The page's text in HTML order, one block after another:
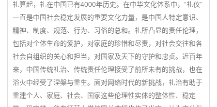
礼算起，礼在中国已有4000年历史。在中华文化体系中，“礼仪”
一直是中国社会稳定发展的重要文化力量，是中国人特定意识、
精神、制度、规范、行为、习俗的总和。礼所凸显的责任伦理，
包括对个体生命的爱护，对家庭的珍惜和尽责，对社会交往和各
社会自组织的关心和担当，对国家及天下的守护和忠贞。近百年
来，中国传统礼治、传统责任伦理接受了前所未有的挑战，也在
浴火中经受了涅槃与重生。面对网络时代的新挑战，礼治有助于
重建个人、家庭、社会、国家这些伦理性实体的整体性、稳定